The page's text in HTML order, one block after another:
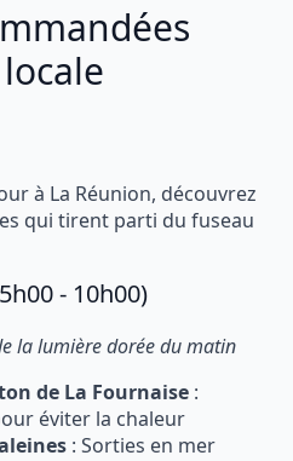
à La Réunion, découvrez
qui tirent parti du fuseau
- 10h00)
la lumière dorée du matin
de La Fournaise :
éviter la chaleur
: Sorties en mer